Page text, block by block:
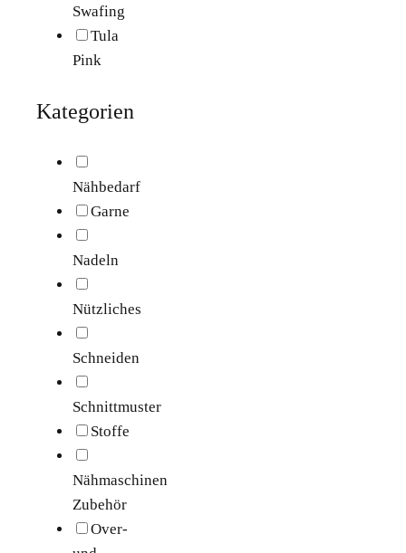
Swafing
Tula
Pink
Kategorien
Nähbedarf
Garne
Nadeln
Nützliches
Schneiden
Schnittmuster
Stoffe
Nähmaschinen
Zubehör
Over-